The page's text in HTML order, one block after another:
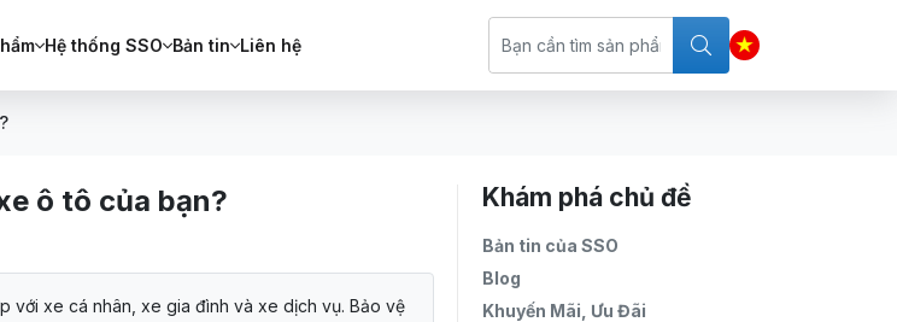
Hệ thống SSO Bản tin Liên hệ
ô tô của bạn?
với xe cá nhân, xe gia đình và xe dịch vụ. Bảo vệ
Khám phá chủ đề
Bản tin của SSO
Blog
Khuyến Mãi, Ưu Đãi